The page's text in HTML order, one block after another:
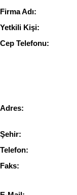
Firma Adı:
Yetkili Kişi:
Cep Telefonu:
Adres:
Şehir:
Telefon:
Faks: